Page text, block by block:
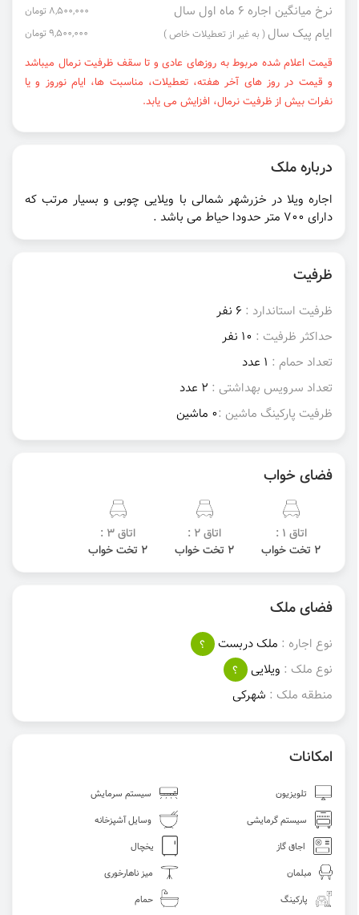
نرخ میانگین اجاره ۶ ماه اول سال 8,500,000 تومان
ایام پیک سال ( به غیر از تعطیلات خاص ) 9,500,000 تومان
قیمت اعلام شده مربوط به روزهای عادی و تا سقف ظرفیت نرمال میباشد
و قیمت در روز های آخر هفته، تعطیلات، مناسبت ها، ایام نوروز و یا
نفرات بیش از ظرفیت نرمال، افزایش می یابد.
درباره ملک
اجاره ویلا در خزرشهر شمالی با ویلایی چوبی و بسیار مرتب که
دارای ۷۰۰ متر حدودا حیاط می باشد .
ظرفیت
ظرفیت استاندارد : 6 نفر
حداکثر ظرفیت : 10 نفر
تعداد حمام : 1 عدد
تعداد سرویس بهداشتی : 2 عدد
ظرفیت پارکینگ ماشین :0 ماشین
فضای خواب
اتاق 1 :
2 تخت خواب
اتاق 2 :
2 تخت خواب
اتاق 3 :
2 تخت خواب
فضای ملک
نوع اجاره : ملک دربست
؟
نوع ملک : ویلایی
؟
منطقه ملک : شهرکی
امکانات
تلویزیون
سیستم سرمایش
سیستم گرمایشی
وسایل آشپزخانه
اجاق گاز
یخچال
مبلمان
میز ناهارخوری
پارکینگ
حمام